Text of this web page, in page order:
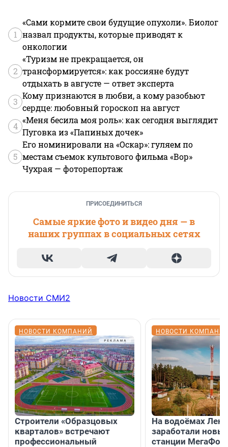
1
«Сами кормите свои будущие опухоли». Биолог
назвал продукты, которые приводят к
онкологии
2
«Туризм не прекращается, он
трансформируется»: как россияне будут
отдыхать в августе — ответ эксперта
3
Кому признаются в любви, а кому разобьют
сердце: любовный гороскоп на август
4
«Меня бесила моя роль»: как сегодня выглядит
Пуговка из «Папиных дочек»
5
Его номинировали на «Оскар»: гуляем по
местам съемок культового фильма «Вор»
Чухрая — фоторепортаж
ПРИСОЕДИНИТЬСЯ
Самые яркие фото и видео дня — в
наших группах в социальных сетях
Новости СМИ2
НОВОСТИ КОМПАНИЙ
Строители «Образцовых
кварталов» встречают
профессиональный
НОВОСТИ
На водоёмах
заработали
станции